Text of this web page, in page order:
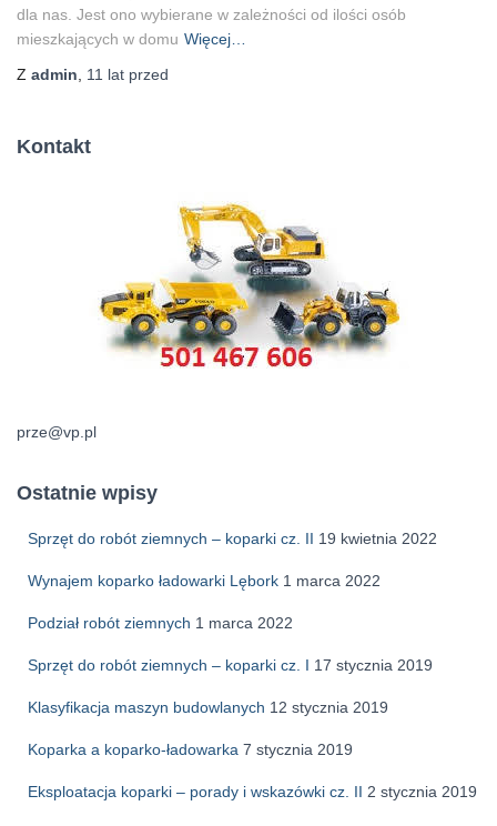
dla nas. Jest ono wybierane w zależności od ilości osób
mieszkających w domu Więcej…
Z admin 11 lat przed
Kontakt
prze@vp.pl
Ostatnie wpisy
Sprzęt do robót ziemnych – koparki cz. II 19 kwietnia 2022
Wynajem koparko ładowarki Lębork 1 marca 2022
Podział robót ziemnych 1 marca 2022
Sprzęt do robót ziemnych – koparki cz. I 17 stycznia 2019
Klasyfikacja maszyn budowlanych 12 stycznia 2019
Koparka a koparko-ładowarka 7 stycznia 2019
Eksploatacja koparki – porady i wskazówki cz. II 2 stycznia 2019